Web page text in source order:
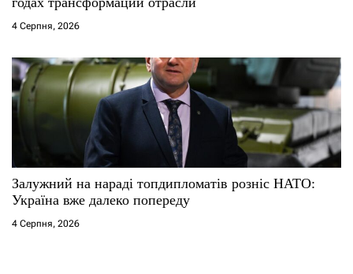
4 Серпня, 2026
Залужний на нараді топдипломатів розніс НАТО:
Україна вже далеко попереду
4 Серпня, 2026